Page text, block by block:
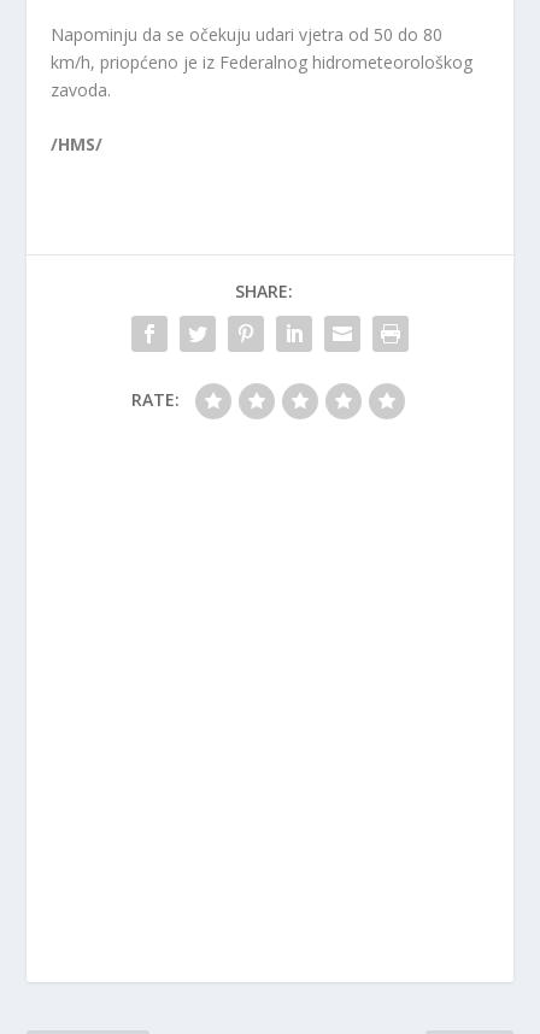
Napominju da se očekuju udari vjetra od 50 do 80
km/h, priopćeno je iz Federalnog hidrometeorološkog
zavoda.
/HMS/
SHARE:
RATE: